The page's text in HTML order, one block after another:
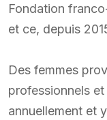
Fondation
et ce, depuis
Des femmes
professionnels
annuellement et